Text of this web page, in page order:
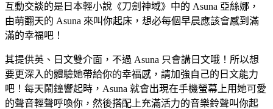
互動交談的是日本輕小說《刀劍神域》中的 Asuna 亞絲娜，
由萌翻天的 Asuna 來叫你起床，想必每個早晨應該會感到滿
滿的幸福吧！
其提供英、日文雙介面，不過 Asuna 只會講日文哦！所以想
要更深入的體驗她帶給你的幸福感，請加強自己的日文能力
吧！每天鬧鐘響起時，Asuna 就會出現在手機螢幕上用她可愛
的聲音輕聲呼喚你，然後搭配上充滿活力的音樂鈴聲叫你起